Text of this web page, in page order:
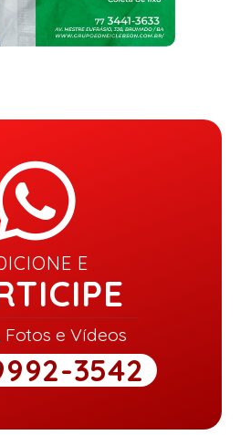
E
Fotos e Vídeos
3542